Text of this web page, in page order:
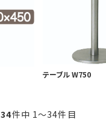
テーブル W750
34件中 1〜34件目